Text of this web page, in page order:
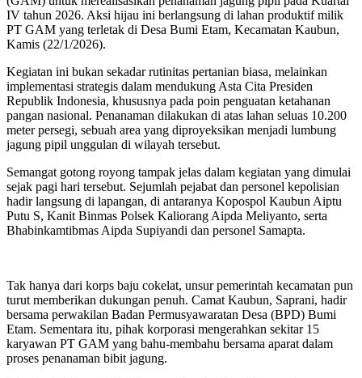
IV tahun 2026. Aksi hijau ini berlangsung di lahan produktif milik
PT GAM yang terletak di Desa Bumi Etam, Kecamatan Kaubun,
Kamis (22/1/2026).
Kegiatan ini bukan sekadar rutinitas pertanian biasa, melainkan
implementasi strategis dalam mendukung Asta Cita Presiden
Republik Indonesia, khususnya pada poin penguatan ketahanan
pangan nasional. Penanaman dilakukan di atas lahan seluas 10.200
meter persegi, sebuah area yang diproyeksikan menjadi lumbung
jagung pipil unggulan di wilayah tersebut.
Semangat gotong royong tampak jelas dalam kegiatan yang dimulai
sejak pagi hari tersebut. Sejumlah pejabat dan personel kepolisian
hadir langsung di lapangan, di antaranya Kopospol Kaubun Aiptu
Putu S, Kanit Binmas Polsek Kaliorang Aipda Meliyanto, serta
Bhabinkamtibmas Aipda Supiyandi dan personel Samapta.
Tak hanya dari korps baju cokelat, unsur pemerintah kecamatan pun
turut memberikan dukungan penuh. Camat Kaubun, Saprani, hadir
bersama perwakilan Badan Permusyawaratan Desa (BPD) Bumi
Etam. Sementara itu, pihak korporasi mengerahkan sekitar 15
karyawan PT GAM yang bahu-membahu bersama aparat dalam
proses penanaman bibit jagung.